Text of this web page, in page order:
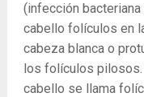
(infección
cabello folículos en
cabeza blanca o
los folículos pilosos.
cabello se llama